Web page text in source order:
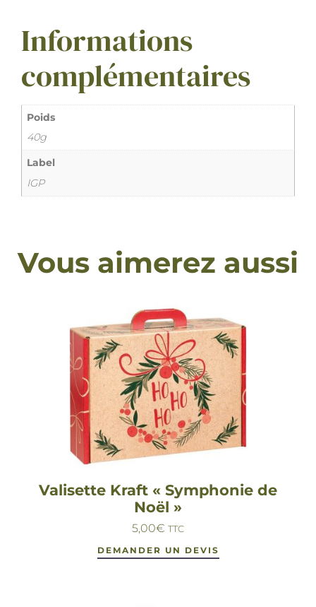
Informations
complémentaires
Poids
40g
Label
IGP
Vous aimerez aussi
Valisette Kraft « Symphonie de
Noël »
5,00€ TTC
DEMANDER UN DEVIS